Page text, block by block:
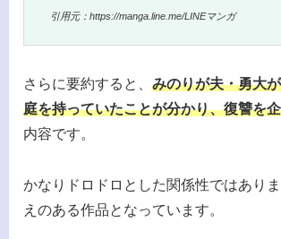
引用元：https://manga.line.me/LINEマンガ
さらに要約すると、 みのりが夫・勇大
庭を持っていたことが分かり、復讐を
内容です。
かなりドロドロとした関係性ではあり
えのある作品となっています。